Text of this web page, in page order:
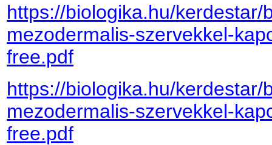
https://biologika.hu/
mezodermalis-szervekkel-
free.pdf
https://biologika.hu/
mezodermalis-szervekkel-
free.pdf